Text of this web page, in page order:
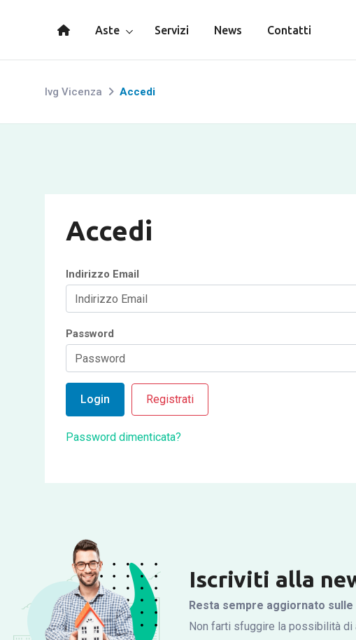
Aste Servizi News Contatti
Ivg Vicenza Accedi
Accedi
Indirizzo Email
Password
Login Registrati
Password dimenticata?
Iscriviti alla
Resta sempre aggiornato
Non farti sfuggire la possibilità di